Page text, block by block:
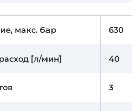
макс. бар 630
[л/мин] 40
3